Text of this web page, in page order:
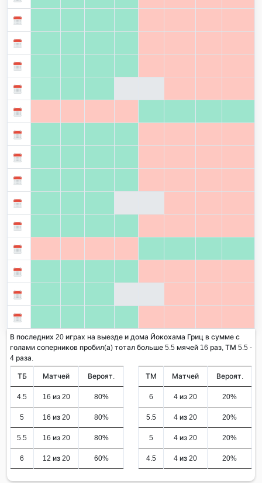
В последних 20 играх на выезде и дома Йокохама Гриц в сумме с
голами соперников пробил(а) тотал больше 5.5 мячей 16 раз, ТМ 5.5 -
4 раза.
ТБ Матчей Вероят.
4.5 16 из 20 80%
5 16 из 20 80%
5.5 16 из 20 80%
6 12 из 20 60%
ТМ Матчей Вероят.
6 4 из 20 20%
5.5 4 из 20 20%
5 4 из 20 20%
4.5 4 из 20 20%